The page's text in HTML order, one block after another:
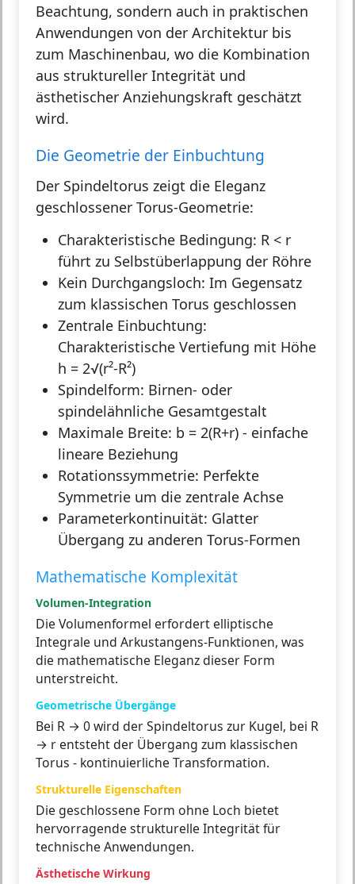
Beachtung, sondern auch in praktischen
Anwendungen von der Architektur bis
zum Maschinenbau, wo die Kombination
aus struktureller Integrität und
ästhetischer Anziehungskraft geschätzt
wird.
Die Geometrie der Einbuchtung
Der Spindeltorus zeigt die Eleganz
geschlossener Torus-Geometrie:
Charakteristische Bedingung: R < r
führt zu Selbstüberlappung der Röhre
Kein Durchgangsloch: Im Gegensatz
zum klassischen Torus geschlossen
Zentrale Einbuchtung:
Charakteristische Vertiefung mit Höhe
h = 2√(r²-R²)
Spindelform: Birnen- oder
spindelähnliche Gesamtgestalt
Maximale Breite: b = 2(R+r) - einfache
lineare Beziehung
Rotationssymmetrie: Perfekte
Symmetrie um die zentrale Achse
Parameterkontinuität: Glatter
Übergang zu anderen Torus-Formen
Mathematische Komplexität
Volumen-Integration
Die Volumenformel erfordert elliptische
Integrale und Arkustangens-Funktionen, was
die mathematische Eleganz dieser Form
unterstreicht.
Geometrische Übergänge
Bei R → 0 wird der Spindeltorus zur Kugel, bei R
→ r entsteht der Übergang zum klassischen
Torus - kontinuierliche Transformation.
Strukturelle Eigenschaften
Die geschlossene Form ohne Loch bietet
hervorragende strukturelle Integrität für
technische Anwendungen.
Ästhetische Wirkung